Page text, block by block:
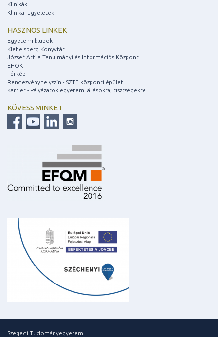
Klinikák
Klinikai ügyeletek
HASZNOS LINKEK
Egyetemi klubok
Klebelsberg Könyvtár
József Attila Tanulmányi és Információs Központ
EHÖK
Térkép
Rendezvényhelyszín - SZTE központi épület
Karrier - Pályázatok egyetemi állásokra, tisztségekre
KÖVESS MINKET
Szegedi Tudományegyetem